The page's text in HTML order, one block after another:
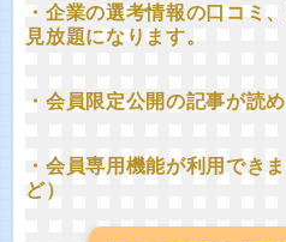
・企業の選考情報の口コミ
見放題になります。
・会員限定公開の記事が読め
・会員専用機能が利用でき
ど）